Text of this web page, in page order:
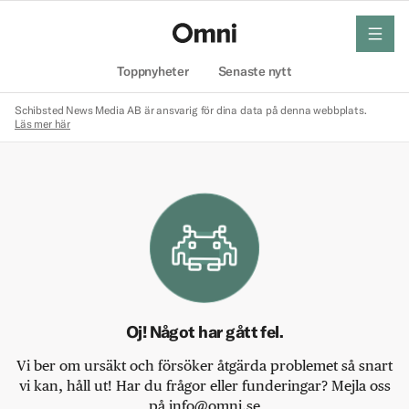
Toppnyheter Senaste nytt
meny
Schibsted News Media AB är ansvarig för dina data på denna webbplats.
Läs mer här
Oj! Något har gått fel.
Vi ber om ursäkt och försöker åtgärda problemet så snart
vi kan, håll ut! Har du frågor eller funderingar? Mejla oss